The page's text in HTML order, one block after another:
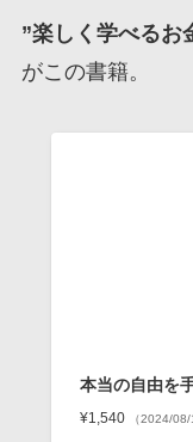
”楽しく学べるお
がこの書籍。
本当の自由を
¥1,540 （2024/